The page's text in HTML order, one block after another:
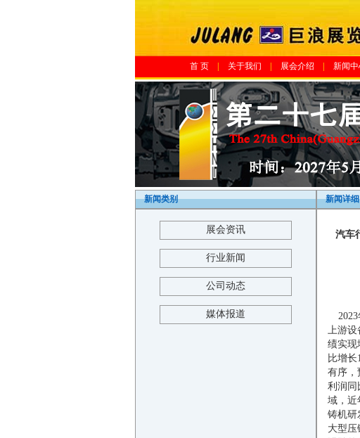
首 页 关于我们 展会介绍 新闻中
新闻类别
展会资讯
行业新闻
公司动态
媒体报道
新闻详细
汽车
上游设
绩实现
比增
有序，
利润同
域，近
铸机研
大型压